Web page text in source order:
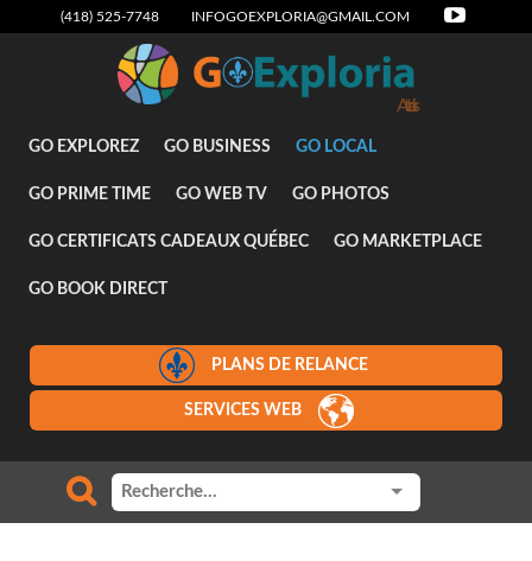
(418) 525-7748 INFOGOEXPLORIA@GMAIL.COM
Attraits
GO EXPLOREZ GO BUSINESS GO LOCAL
GO PRIME TIME GO WEB TV GO PHOTOS
GO CERTIFICATS CADEAUX QUÉBEC GO MARKETPLACE
GO BOOK DIRECT
PLANS DE RELANCE
SERVICES WEB